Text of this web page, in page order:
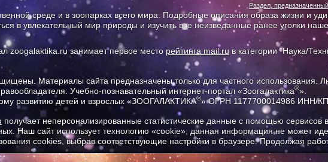
Раздел,
среде и в зоопарках всего мира. Подробные описания образа жизни и
в увлекательный мир природы и изучить все неизведанные ранее уголки
zoogalaktika.ru занимает первое место рейтинга mail.ru в категории "Наука/
Материалы сайта предназначены только для частного использования.
Учебно-познавательный интернет-портал «Зоогалактика®».
развитию детей и взрослых «ЗООГАЛАКТИКА®» ОГРН 1177700014986 ИНН/
получает неперсонализированные статистические данные с помощью
Наш сайт использует технологию «cookie», данная информация не может
cookies, выбрав соответствующие настройки в браузере. Продолжая